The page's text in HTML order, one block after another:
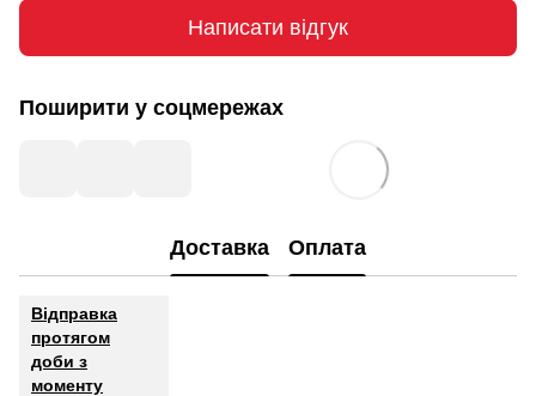
Написати відгук
Поширити у соцмережах
Доставка Оплата
Відправка
протягом
доби з
моменту